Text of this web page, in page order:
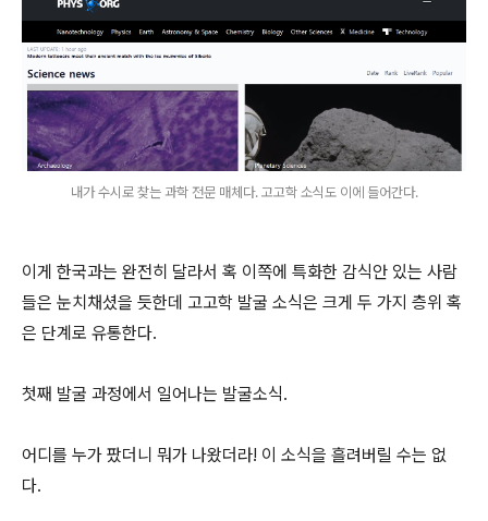
내가 수시로 찾는 과학 전문 매체다. 고고학 소식도 이에 들어간다.
이게 한국과는 완전히 달라서 혹 이쪽에 특화한 감식안 있는 사람
들은 눈치채셨을 듯한데 고고학 발굴 소식은 크게 두 가지 층위 혹
은 단계로 유통한다.
첫째 발굴 과정에서 일어나는 발굴소식.
어디를 누가 팠더니 뭐가 나왔더라! 이 소식을 흘려버릴 수는 없
다.